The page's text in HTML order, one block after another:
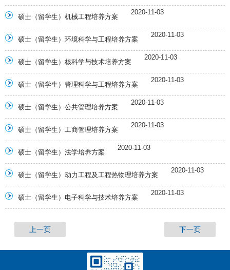
硕士（留学生）机械工程培养方案
2020-11-03
硕士（留学生）环境科学与工程培养方案
2020-11-03
硕士（留学生）核科学与技术培养方案
2020-11-03
硕士（留学生）管理科学与工程培养方案
2020-11-03
硕士（留学生）公共管理培养方案
2020-11-03
硕士（留学生）工商管理培养方案
2020-11-03
硕士（留学生）法学培养方案
2020-11-03
硕士（留学生）动力工程及工程热物理培养方案
2020-11-03
硕士（留学生）电子科学与技术培养方案
2020-11-03
上一页 下一页